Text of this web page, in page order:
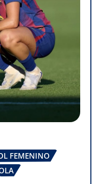
FEMENINO